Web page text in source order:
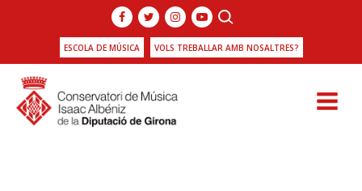
ESCOLA DE MÚSICA VOLS TREBALLAR AMB NOSALTRES?